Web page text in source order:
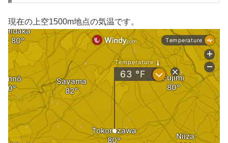
現在の上空1500m地点の気温です。